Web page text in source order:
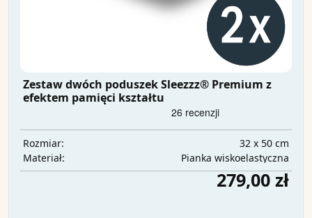
Zestaw dwóch poduszek Sleezzz® Premium z
efektem pamięci kształtu
Rozmiar:
32 x 50 cm
Materiał:
Pianka wiskoelastyczna
279,00 zł